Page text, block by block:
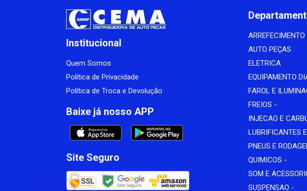
Institucional
Quem Somos
Política de Privacidade
Política de Troca e Devolução
Baixe já nosso APP
Site Seguro
ARREFECIMENTO
AUTO PEÇAS
ELETRICA
EQUIPAMENTO
FAROL E
FREIOS -
INJECAO E
LUBRIFICANTES
PNEUS E
QUIMICOS -
SOM E
SUSPENSAO -